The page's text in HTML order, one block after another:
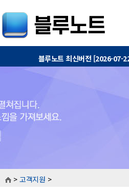
블루노트 최신버전 [2026-07-
> 고객지원 >